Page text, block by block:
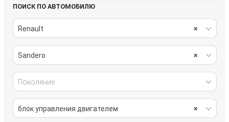
ПОИСК ПО АВТОМОБИЛЮ
×
Renault
×
Sandero
Поколение
×
блок управления двигателем